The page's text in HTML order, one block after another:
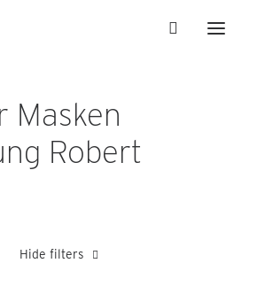
Masken
Robert
Hide filters